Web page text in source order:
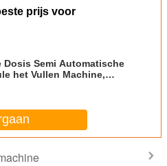
prijs voor
Dosis Semi Automatische
het Vullen Machine,